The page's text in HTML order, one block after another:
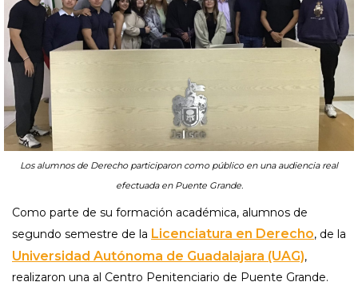
Los alumnos de Derecho participaron como público en una audiencia real
efectuada en Puente Grande.
Como parte de su formación académica, alumnos de
segundo semestre de la Licenciatura en Derecho, de la
Universidad Autónoma de Guadalajara (UAG),
realizaron una al Centro Penitenciario de Puente Grande.